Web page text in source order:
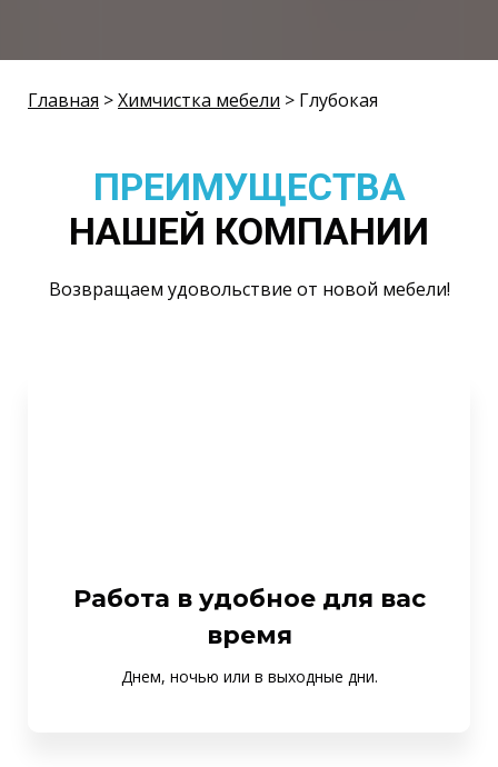
Главная >Химчистка мебели > Глубокая
ПРЕИМУЩЕСТВА
НАШЕЙ КОМПАНИИ
Возвращаем удовольствие от новой мебели!
Работа в удобное для вас
время
Днем, ночью или в выходные дни.